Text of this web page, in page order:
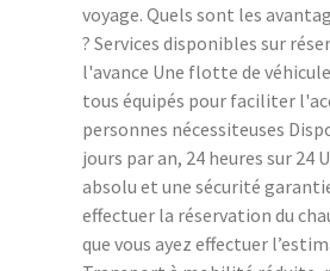
voyage. Quels sont les
? Services disponibles sur
l'avance Une flotte de
tous équipés pour faciliter
personnes nécessiteuses
jours par an, 24 heures sur 24
absolu et une sécurité
effectuer la réservation du
que vous ayez effectuer